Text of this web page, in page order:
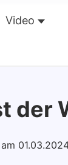
Video
der
am